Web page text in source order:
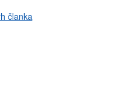
članka